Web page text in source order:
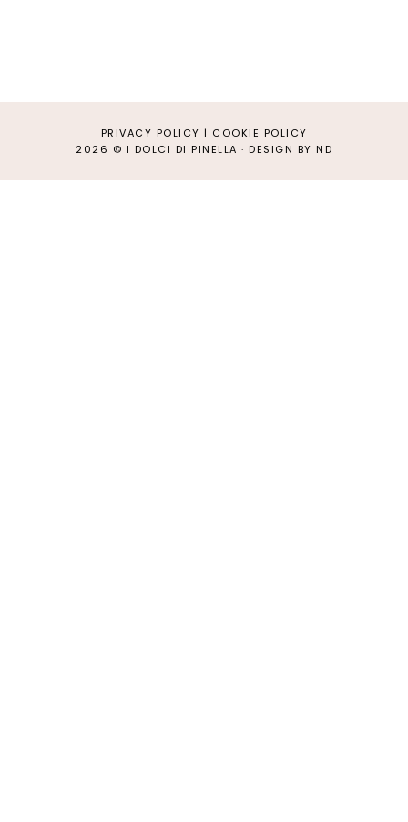
PRIVACY POLICY | COOKIE POLICY
2026 © I DOLCI DI PINELLA · DESIGN BY ND